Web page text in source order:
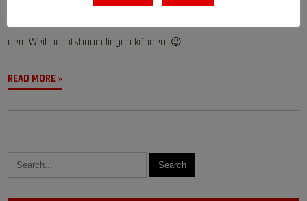
Werbeartikel ausliegen, zu denen ihr gerne eine Bestellung
aufgeben könnt. Es wird dann sogar möglich sein, dass diese unter
dem Weihnachtsbaum liegen können. 😉
READ MORE »